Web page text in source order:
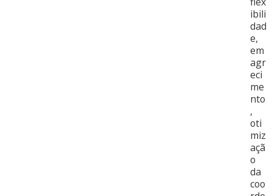
ibili
dad
e,
em
agr
eci
me
nto
,
oti
miz
açã
o
da
coo